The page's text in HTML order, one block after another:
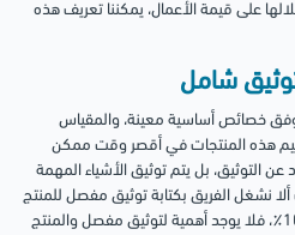
على قيمة الأعمال، يمكننا تعريف هذه
وفق خصائص أساسية معينة، والمقياس
هذه المنتجات في أقصر وقت ممكن
عن التوثيق، بل يتم توثيق الأشياء المهمة
نشغل الفريق بكتابة توثيق مفصل للمنتج
قبل أن يعمل المنتج بشكل صحيح 100٪، فلا يوجد أهمية لتوثيق مفصل والمنتج